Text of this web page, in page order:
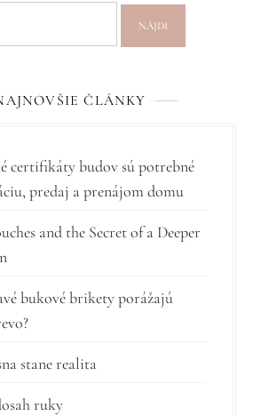
ČLÁNKY
certifikáty budov sú potrebné
predaj a prenájom domu
and the Secret of a Deeper
bukové brikety porážajú
stane realita
ruky